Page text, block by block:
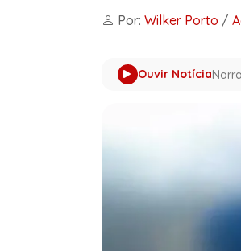
Por: Wilker Porto /
Ouvir Notícia